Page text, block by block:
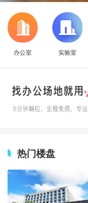
办公室 实验室
热门楼盘